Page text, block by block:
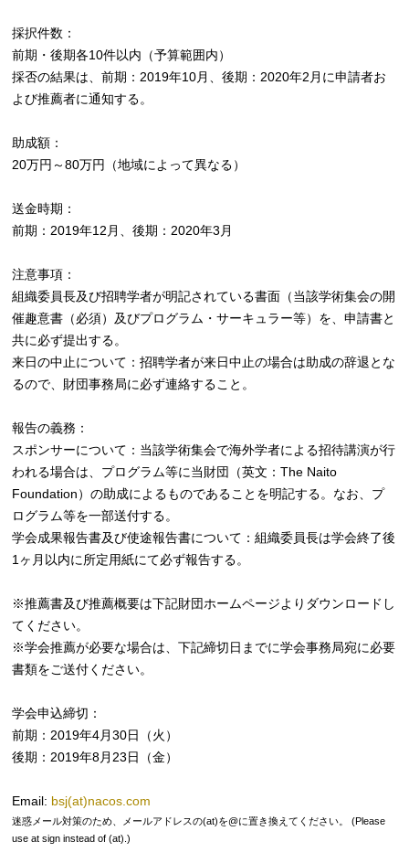
採択件数：
前期・後期各10件以内（予算範囲内）
採否の結果は、前期：2019年10月、後期：2020年2月に申請者お
よび推薦者に通知する。
助成額：
20万円～80万円（地域によって異なる）
送金時期：
前期：2019年12月、後期：2020年3月
注意事項：
組織委員長及び招聘学者が明記されている書面（当該学術集会の開
催趣意書（必須）及びプログラム・サーキュラー等）を、申請書と
共に必ず提出する。
来日の中止について：招聘学者が来日中止の場合は助成の辞退とな
るので、財団事務局に必ず連絡すること。
報告の義務：
スポンサーについて：当該学術集会で海外学者による招待講演が行
われる場合は、プログラム等に当財団（英文：The Naito
Foundation）の助成によるものであることを明記する。なお、プ
ログラム等を一部送付する。
学会成果報告書及び使途報告書について：組織委員長は学会終了後
1ヶ月以内に所定用紙にて必ず報告する。
※推薦書及び推薦概要は下記財団ホームページよりダウンロードし
てください。
※学会推薦が必要な場合は、下記締切日までに学会事務局宛に必要
書類をご送付ください。
学会申込締切：
前期：2019年4月30日（火）
後期：2019年8月23日（金）
Email: bsj(at)nacos.com
迷惑メール対策のため、メールアドレスの(at)を@に置き換えてください。 (Please
use at sign instead of (at).)